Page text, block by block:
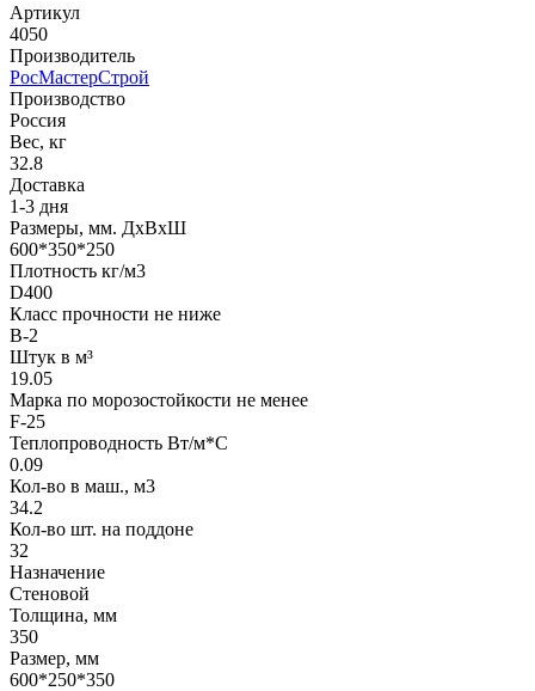
Артикул
4050
Производитель
РосМастерСтрой
Производство
Россия
Вес, кг
32.8
Доставка
1-3 дня
Размеры, мм. ДхВхШ
600*350*250
Плотность кг/м3
D400
Класс прочности не ниже
B-2
Штук в м³
19.05
Марка по морозостойкости не менее
F-25
Теплопроводность Вт/м*С
0.09
Кол-во в маш., м3
34.2
Кол-во шт. на поддоне
32
Назначение
Стеновой
Толщина, мм
350
Размер, мм
600*250*350